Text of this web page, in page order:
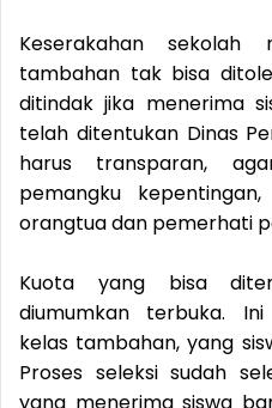
Keserakahan sekolah
tambahan tak bisa
ditindak jika menerima
telah ditentukan Dinas
harus transparan,
pemangku
orangtua dan pemerhati
Kuota yang bisa
diumumkan terbuka.
kelas tambahan, yang
Proses seleksi sudah